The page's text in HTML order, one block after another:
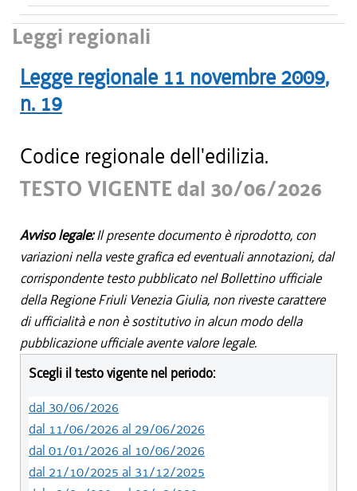
Leggi regionali
Legge regionale 11 novembre 2009,
n. 19
Codice regionale dell'edilizia.
TESTO VIGENTE dal 30/06/2026
Avviso legale:Il presente documento è riprodotto, con
variazioni nella veste grafica ed eventuali annotazioni, dal
corrispondente testo pubblicato nel Bollettino ufficiale
della Regione Friuli Venezia Giulia, non riveste carattere
di ufficialità e non è sostitutivo in alcun modo della
pubblicazione ufficiale avente valore legale.
Scegli il testo vigente nel periodo:
dal 30/06/2026
dal 11/06/2026 al 29/06/2026
dal 01/01/2026 al 10/06/2026
dal 21/10/2025 al 31/12/2025